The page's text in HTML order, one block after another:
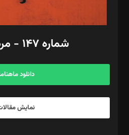
مد‌یر توسعه تجاری: کامبیز برید‌
امور مالی: شاپور رهبری، محمد‌ کاظمی‌نیا
آگهی و مشترکین: ۰۹۱۹۹۹۹۰۴۵۴
شماره ۱۴۷ - مرداد ۱۴۰۵
دانلود
نمایش